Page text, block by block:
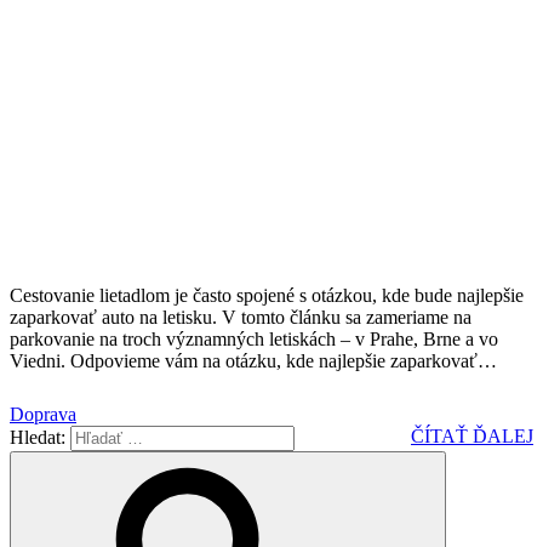
Cestovanie lietadlom je často spojené s otázkou, kde bude najlepšie
zaparkovať auto na letisku. V tomto článku sa zameriame na
parkovanie na troch významných letiskách – v Prahe, Brne a vo
Viedni. Odpovieme vám na otázku, kde najlepšie zaparkovať…
Doprava
ČÍTAŤ ĎALEJ
Hledat: